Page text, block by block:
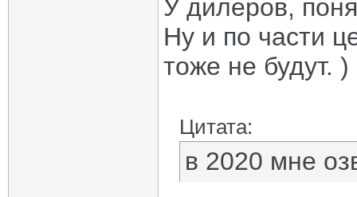
У дилеров,
Ну и по части
тоже не будут. )
Цитата:
в 2020 мне